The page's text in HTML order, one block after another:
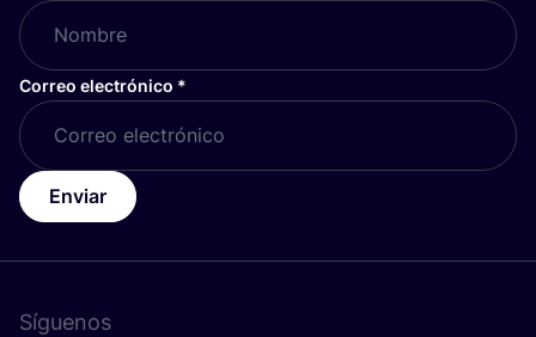
Correo electrónico *
Enviar
Síguenos